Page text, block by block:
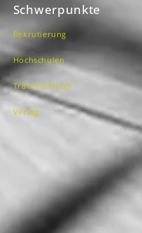
Schwerpunkte
Rekrutierung
Hochschulen
Travel & Hotel
Verlag